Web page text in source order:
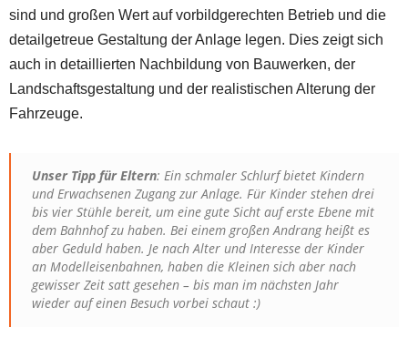
sind und großen Wert auf vorbildgerechten Betrieb und die
detailgetreue Gestaltung der Anlage legen. Dies zeigt sich
auch in detaillierten Nachbildung von Bauwerken, der
Landschaftsgestaltung und der realistischen Alterung der
Fahrzeuge.
Unser Tipp für Eltern: Ein schmaler Schlurf bietet Kindern
und Erwachsenen Zugang zur Anlage. Für Kinder stehen drei
bis vier Stühle bereit, um eine gute Sicht auf erste Ebene mit
dem Bahnhof zu haben. Bei einem großen Andrang heißt es
aber Geduld haben. Je nach Alter und Interesse der Kinder
an Modelleisenbahnen, haben die Kleinen sich aber nach
gewisser Zeit satt gesehen – bis man im nächsten Jahr
wieder auf einen Besuch vorbei schaut :)